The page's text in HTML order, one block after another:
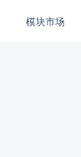
模块市场